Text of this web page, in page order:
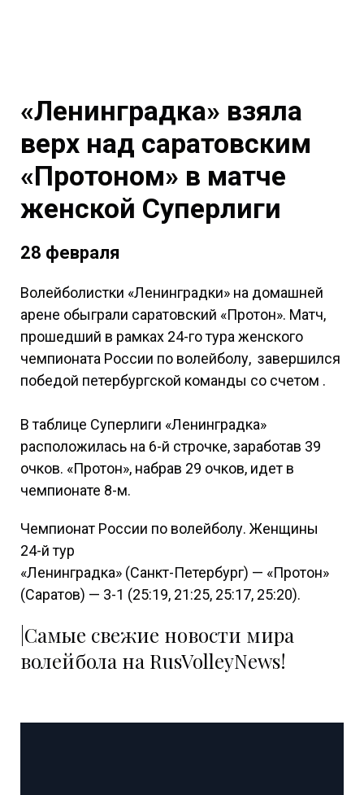
«Ленинградка» взяла
верх над саратовским
«Протоном» в матче
женской Суперлиги
28 февраля
Волейболистки «Ленинградки» на домашней
арене обыграли саратовский «Протон». Матч,
прошедший в рамках 24-го тура женского
чемпионата России по волейболу, завершился
победой петербургской команды со счетом .
В таблице Суперлиги «Ленинградка»
расположилась на 6-й строчке, заработав 39
очков. «Протон», набрав 29 очков, идет в
чемпионате 8-м.
Чемпионат России по волейболу. Женщины
24-й тур
«Ленинградка» (Санкт-Петербург) — «Протон»
(Саратов) — 3-1 (25:19, 21:25, 25:17, 25:20).
|Самые свежие новости мира
волейбола на RusVolleyNews!